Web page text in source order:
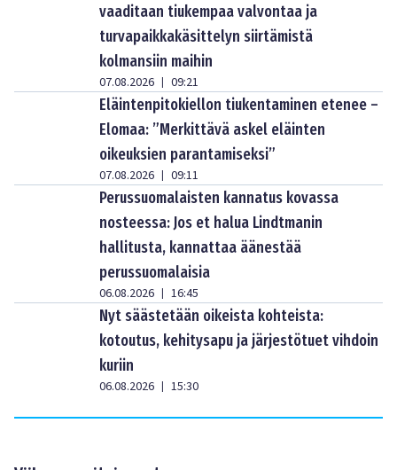
vaaditaan tiukempaa valvontaa ja
turvapaikkakäsittelyn siirtämistä
kolmansiin maihin
07.08.2026 | 09:21
Eläintenpitokiellon tiukentaminen etenee –
Elomaa: ”Merkittävä askel eläinten
oikeuksien parantamiseksi”
07.08.2026 | 09:11
Perussuomalaisten kannatus kovassa
nosteessa: Jos et halua Lindtmanin
hallitusta, kannattaa äänestää
perussuomalaisia
06.08.2026 | 16:45
Nyt säästetään oikeista kohteista:
kotoutus, kehitysapu ja järjestötuet vihdoin
kuriin
06.08.2026 | 15:30